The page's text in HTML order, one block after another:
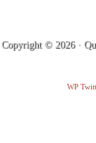
Copyright © 2026 ·
WP